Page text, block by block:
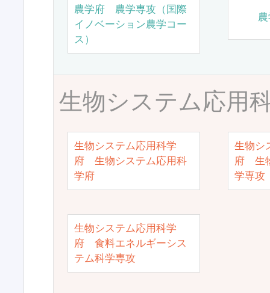
農学府 農学専攻（国際
イノベーション農学コー
ス）
生物システム応用
生物システム応用科学
府 生物システム応用科
学府
生物シ
府 生
学専攻
生物システム応用科学
府 食料エネルギーシス
テム科学専攻